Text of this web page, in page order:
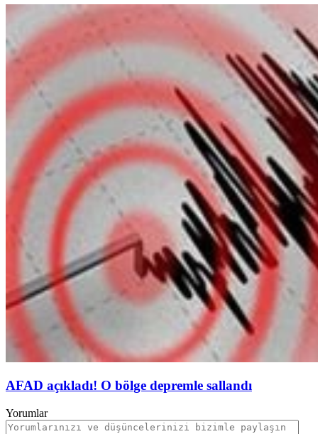
AFAD açıkladı! O bölge depremle sallandı
Yorumlar